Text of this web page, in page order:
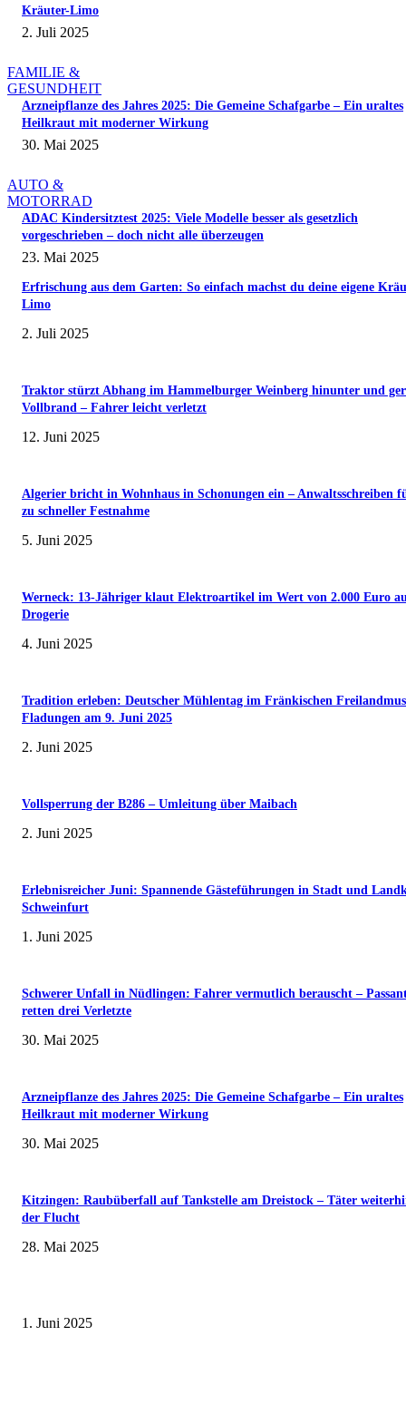
Kräuter-Limo
2. Juli 2025
FAMILIE &
GESUNDHEIT
Arzneipflanze des Jahres 2025: Die Gemeine Schafgarbe – Ein uraltes
Heilkraut mit moderner Wirkung
30. Mai 2025
AUTO &
MOTORRAD
ADAC Kindersitztest 2025: Viele Modelle besser als gesetzlich
vorgeschrieben – doch nicht alle überzeugen
23. Mai 2025
Erfrischung aus dem Garten: So einfach machst du deine eigene
Limo
2. Juli 2025
Traktor stürzt Abhang im Hammelburger Weinberg hinunter und
Vollbrand – Fahrer leicht verletzt
12. Juni 2025
Algerier bricht in Wohnhaus in Schonungen ein – Anwaltsschreiben
zu schneller Festnahme
5. Juni 2025
Werneck: 13-Jähriger klaut Elektroartikel im Wert von 2.000 Euro
Drogerie
4. Juni 2025
Tradition erleben: Deutscher Mühlentag im Fränkischen
Fladungen am 9. Juni 2025
2. Juni 2025
Vollsperrung der B286 – Umleitung über Maibach
2. Juni 2025
Erlebnisreicher Juni: Spannende Gästeführungen in Stadt und
Schweinfurt
1. Juni 2025
Schwerer Unfall in Nüdlingen: Fahrer vermutlich berauscht –
retten drei Verletzte
30. Mai 2025
Arzneipflanze des Jahres 2025: Die Gemeine Schafgarbe – Ein uraltes
Heilkraut mit moderner Wirkung
30. Mai 2025
Kitzingen: Raubüberfall auf Tankstelle am Dreistock – Täter
der Flucht
28. Mai 2025
1. Juni 2025